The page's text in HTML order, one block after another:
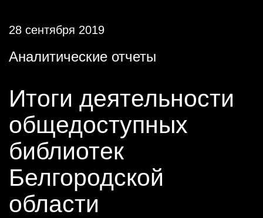
28 сентября 2019
Аналитические отчеты
Итоги деятельности
общедоступных
библиотек
Белгородской
области